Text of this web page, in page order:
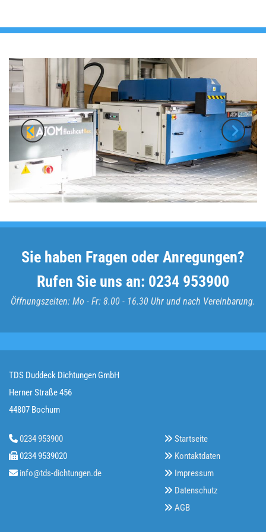
Sie haben Fragen oder Anregungen?
Rufen Sie uns an: 0234 953900
Öffnungszeiten: Mo - Fr: 8.00 - 16.30 Uhr und nach Vereinbarung.
TDS Duddeck Dichtungen GmbH
Herner Straße 456
44807 Bochum
 0234 953900
 0234 9539020
 info@tds-dichtungen.de
 Startseite
 Kontaktdaten
 Impressum
 Datenschutz
 AGB